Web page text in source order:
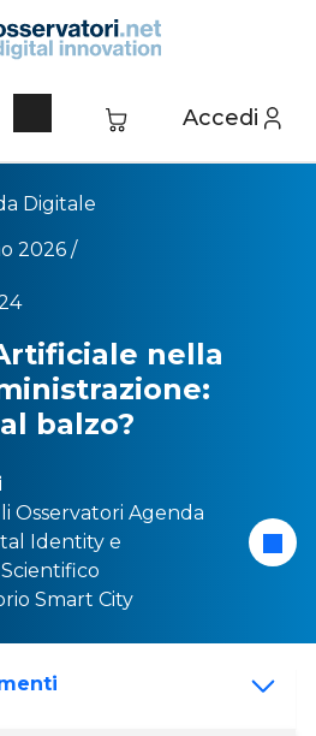
Accedi
Digitale
2026 /
nella
balzo?
Osservatori Agenda
Identity e
Smart City